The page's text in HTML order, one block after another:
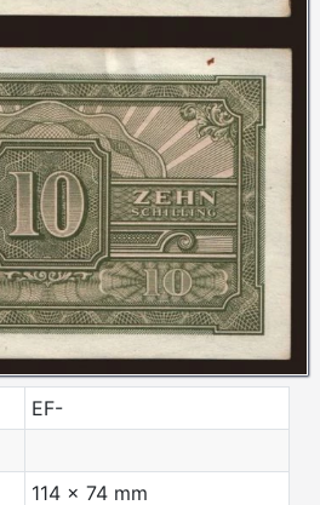
EF-
114 x 74 mm